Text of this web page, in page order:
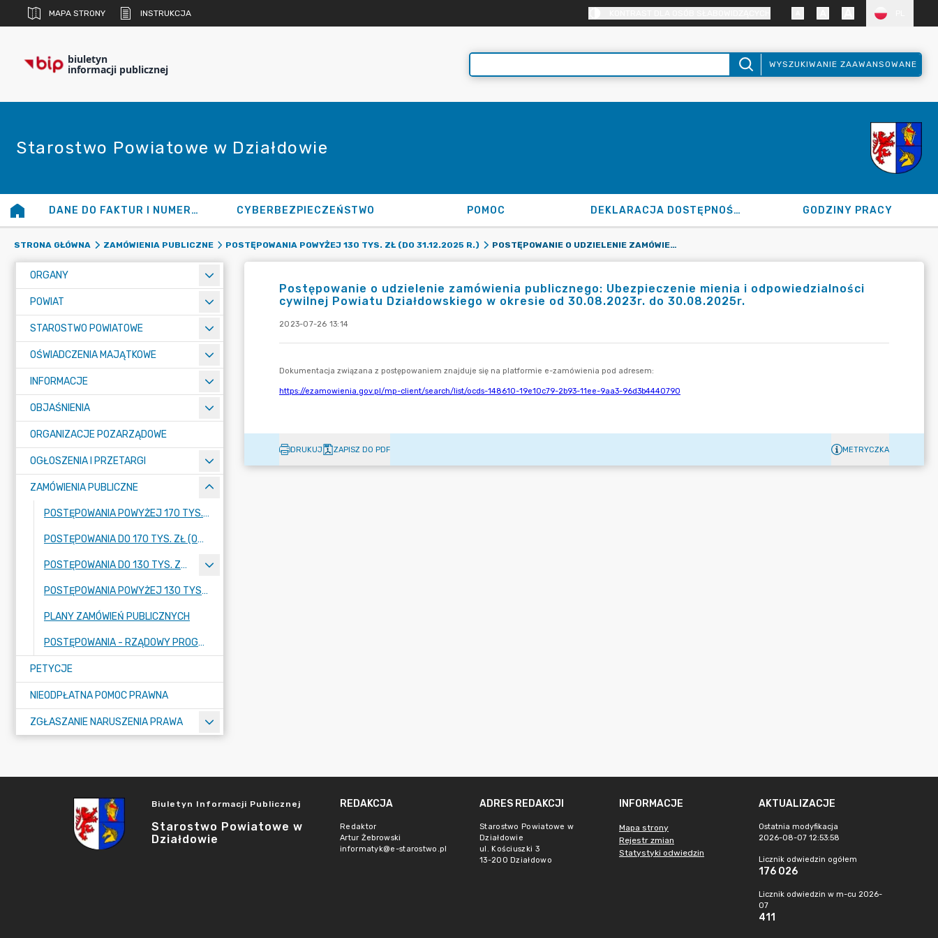
MAPA STRONY INSTRUKCJA
biuletyn
informacji publicznej WYSZUKIWANIE ZAAWANSOWANE
Starostwo Powiatowe w Działdowie
DANE DO FAKTUR I NUMERY KONT CYBERBEZPIECZEŃSTWO POMOC DEKLARACJA DOSTĘPNOŚCI GODZINY PRACY
STRONA GŁÓWNA ZAMÓWIENIA PUBLICZNE POSTĘPOWANIA POWYŻEJ 130 TYS. ZŁ (DO 31.12.2025 R.) POSTĘPOWANIE O UDZIELENIE ZAMÓWIENIA PUBLICZNEGO: UBEZPIECZENIE MIENIA I ODPOWIEDZIALNOŚCI CYWILNEJ POWIATU DZIAŁDOWSKIEGO W OKRESIE OD 30.08.2023R. DO 30.08.2025R.
ORGANY
POWIAT
STAROSTWO POWIATOWE
OŚWIADCZENIA MAJĄTKOWE
INFORMACJE
OBJAŚNIENIA
ORGANIZACJE POZARZĄDOWE
OGŁOSZENIA I PRZETARGI
ZAMÓWIENIA PUBLICZNE
POSTĘPOWANIA POWYŻEJ 170 TYS. ZŁ (OD 01.01.2026 R.)
POSTĘPOWANIA DO 170 TYS. ZŁ (OD 01.01.2026 R.)
POSTĘPOWANIA DO 130 TYS. ZŁ (DO 31.12.2025 R.)
POSTĘPOWANIA POWYŻEJ 130 TYS. ZŁ (DO 31.12.2025 R.)
PLANY ZAMÓWIEŃ PUBLICZNYCH
POSTĘPOWANIA - RZĄDOWY PROGRAM ODBUDOWY ZABYTKÓW
PETYCJE
NIEODPŁATNA POMOC PRAWNA
ZGŁASZANIE NARUSZENIA PRAWA
Postępowanie o udzielenie zamówienia publicznego: Ubezpieczenie mienia i odpowiedzialności
cywilnej Powiatu Działdowskiego w okresie od 30.08.2023r. do 30.08.2025r.
2023-07-26 13:14
DRUKUJ ZAPISZ DO PDF METRYCZKA
Biuletyn Informacji Publicznej
Starostwo Powiatowe w
Działdowie
REDAKCJA
Redaktor
Artur Żebrowski
informatyk@e-starostwo.pl
ADRES REDAKCJI
Starostwo Powiatowe w
Działdowie
ul. Kościuszki 3
13-200 Działdowo
INFORMACJE
Mapa strony
Rejestr zmian
Statystyki odwiedzin
AKTUALIZACJE
Ostatnia modyfikacja
2026-08-07 12:53:58
Licznik odwiedzin ogółem
176 026
Licznik odwiedzin w m-cu 2026-
07
411